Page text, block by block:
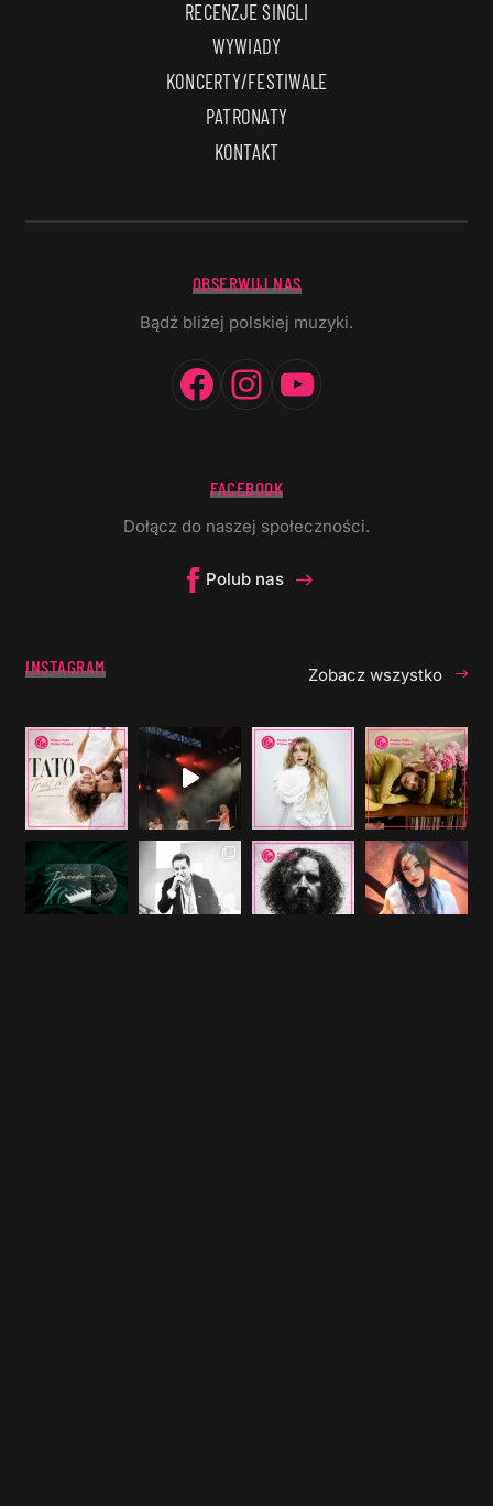
RECENZJE SINGLI
WYWIADY
KONCERTY/FESTIWALE
PATRONATY
KONTAKT
OBSERWUJ NAS
Bądź bliżej polskiej muzyki.
Facebook
Instagram
FACEBOOK
Dołącz do naszej społeczności.
Polub nas
INSTAGRAM Zobacz wszystko